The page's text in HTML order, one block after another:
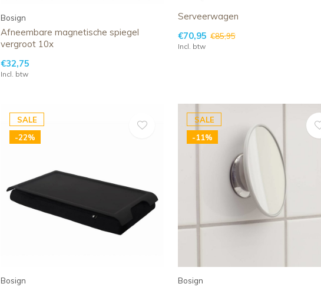
Bosign
Afneembare magnetische spiegel
vergroot 10x
€32,75
Incl. btw
Serveerwagen
€70,95 €85,95
Incl. btw
SALE
-22%
Bosign
SALE
-11%
Bosign